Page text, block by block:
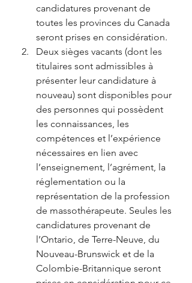
candidatures provenant de
toutes les provinces du Canada
seront prises en considération.
Deux sièges vacants (dont les
titulaires sont admissibles à
présenter leur candidature à
nouveau) sont disponibles pour
des personnes qui possèdent
les connaissances, les
compétences et l’expérience
nécessaires en lien avec
l’enseignement, l’agrément, la
réglementation ou la
représentation de la profession
de massothérapeute. Seules les
candidatures provenant de
l’Ontario, de Terre-Neuve, du
Nouveau-Brunswick et de la
Colombie-Britannique seront